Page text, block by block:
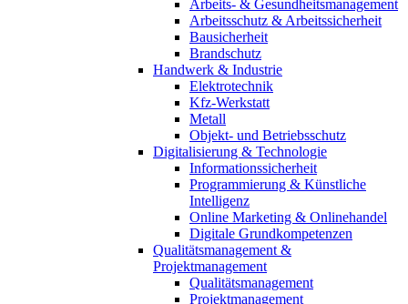
Arbeits- & Gesundheitsmanagement
Arbeitsschutz & Arbeitssicherheit
Bausicherheit
Brandschutz
Handwerk & Industrie
Elektrotechnik
Kfz-Werkstatt
Metall
Objekt- und Betriebsschutz
Digitalisierung & Technologie
Informationssicherheit
Programmierung & Künstliche
Intelligenz
Online Marketing & Onlinehandel
Digitale Grundkompetenzen
Qualitätsmanagement &
Projektmanagement
Qualitätsmanagement
Projektmanagement